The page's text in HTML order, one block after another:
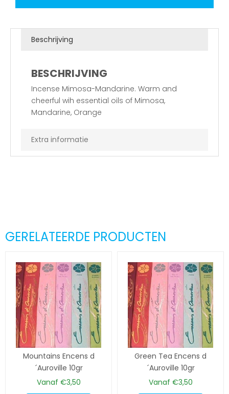
Beschrijving
BESCHRIJVING
Incense Mimosa-Mandarine. Warm and
cheerful wih essential oils of Mimosa,
Mandarine, Orange
Extra informatie
GERELATEERDE PRODUCTEN
Mountains Encens d
´Auroville 10gr
Vanaf €3,50
Green Tea Encens d
´Auroville 10gr
Vanaf €3,50